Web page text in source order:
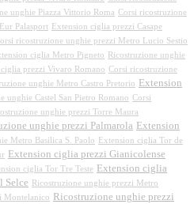
unghie Piazza Vittorio Roma Corsi ricostruzione
Palasport
Extension ciglia prezzi Casape
ricostruzione unghie prezzi Metro Lucio Sestio
ciglia Metro Pigneto
Ricostruzione unghie
ciglia prezzi Vivaro Romano Corsi ricostruzione
unghie Metro Castro Pretorio
Extension
unghie Castel San Pietro Romano Corsi
unghie prezzi Torre Maura
unghie prezzi Palmarola Extension
Metro Basilica S. Paolo
Extension ciglia Tor de
Extension ciglia prezzi Gianicolense
ciglia Tor Tre Teste
Extension ciglia
Selce
Ricostruzione unghie prezzi Metro
Montelanico
Ricostruzione unghie prezzi